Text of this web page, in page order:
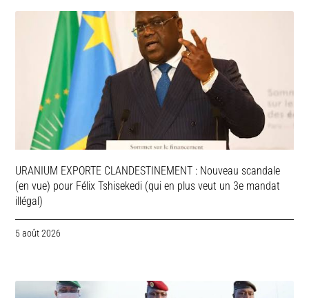
URANIUM EXPORTE CLANDESTINEMENT : Nouveau scandale
(en vue) pour Félix Tshisekedi (qui en plus veut un 3e mandat
illégal)
5 août 2026